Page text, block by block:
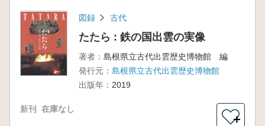
図録 古代
たたら : 鉄の国出雲の実像
著者： 島根県立古代出雲歴史博物館 編
発行元： 島根県立古代出雲歴史博物館
出版年： 2019
新刊 在庫なし
＋